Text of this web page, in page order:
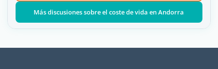
Más discusiones sobre el coste de vida en Andorra